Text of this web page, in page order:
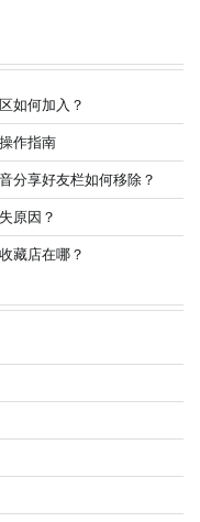
如何加入？
作指南
分享好友栏如何移除？
原因？
藏店在哪？